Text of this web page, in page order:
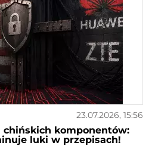
23.07.2026, 15:56
chińskich komponentów:
luki w przepisach!